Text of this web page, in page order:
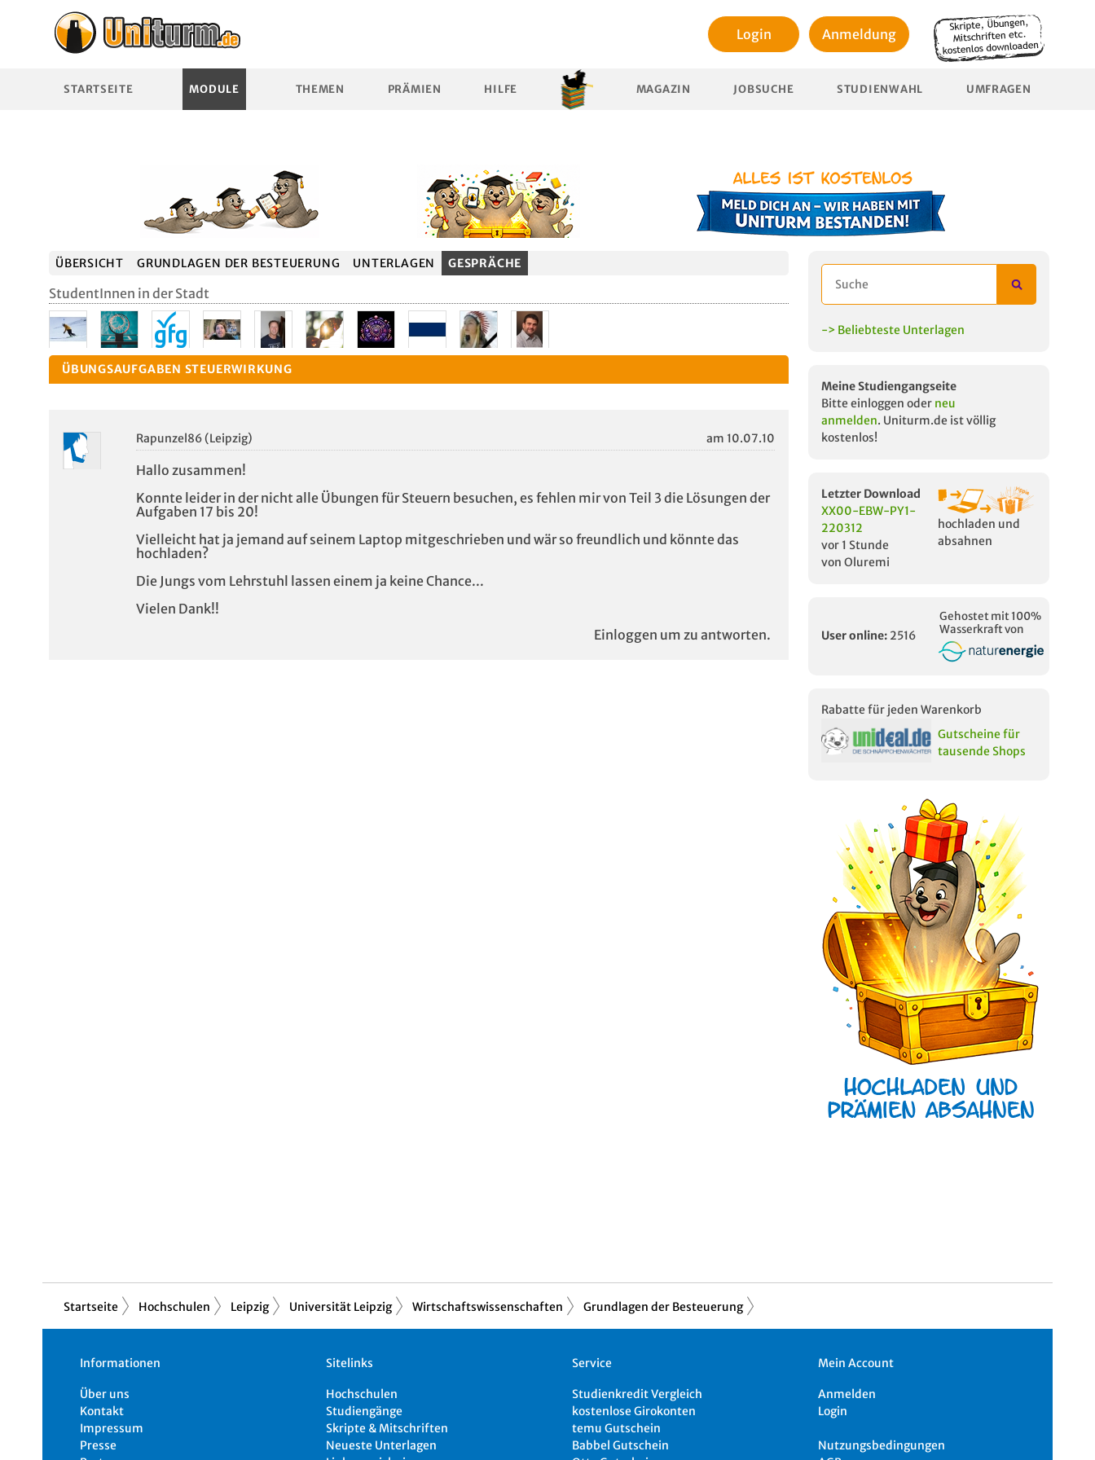
Login Anmeldung
STARTSEITE MODULE THEMEN PRÄMIEN HILFE MAGAZIN JOBSUCHE STUDIENWAHL UMFRAGEN
ÜBERSICHT GRUNDLAGEN DER BESTEUERUNG UNTERLAGEN GESPRÄCHE
StudentInnen in der Stadt
ÜBUNGSAUFGABEN STEUERWIRKUNG
Rapunzel86 (Leipzig) am 10.07.10
Hallo zusammen!
Konnte leider in der nicht alle Übungen für Steuern besuchen, es fehlen mir von Teil 3 die Lösungen der
Aufgaben 17 bis 20!
Vielleicht hat ja jemand auf seinem Laptop mitgeschrieben und wär so freundlich und könnte das
hochladen?
Die Jungs vom Lehrstuhl lassen einem ja keine Chance...
Vielen Dank!!
Einloggen um zu antworten.
-> Beliebteste Unterlagen
Meine Studiengangseite
Bitte einloggen oder neu
anmelden. Uniturm.de ist völlig
kostenlos!
Letzter Download
XX00-EBW-PY1-
220312
vor 1 Stunde
von Oluremi
hochladen und
absahnen
User online: 2516
Gehostet mit 100%
Wasserkraft von
Rabatte für jeden Warenkorb
Gutscheine für
tausende Shops
Startseite Hochschulen Leipzig Universität Leipzig Wirtschaftswissenschaften Grundlagen der Besteuerung
Informationen
Über uns
Kontakt
Impressum
Presse
Sitelinks
Hochschulen
Studiengänge
Skripte & Mitschriften
Neueste Unterlagen
Service
Studienkredit Vergleich
kostenlose Girokonten
temu Gutschein
Babbel Gutschein
Mein Account
Anmelden
Login
Nutzungsbedingungen